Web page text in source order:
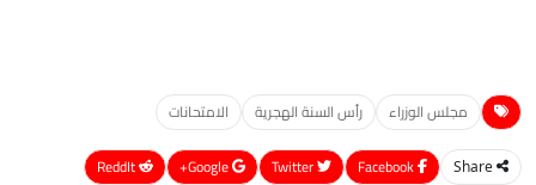
مجلس الوزراء رأس السنة الهجرية الامتحانات
Share
Google+
ReddIt